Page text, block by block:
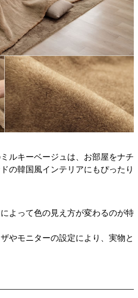
ルキーベージュは、お部屋をナチ
の韓国風インテリアにもぴったり
よって色の見え方が変わるのが特
やモニターの設定により、実物と